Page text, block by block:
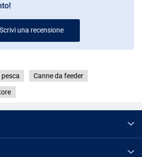
Scrivi una recensione
Canne da feeder